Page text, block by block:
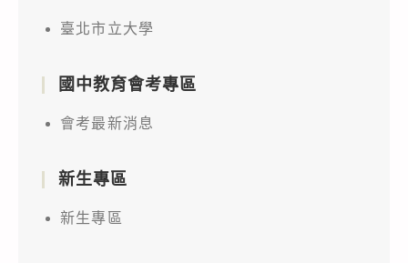
臺北市立大學
國中教育會考專區
會考最新消息
新生專區
新生專區